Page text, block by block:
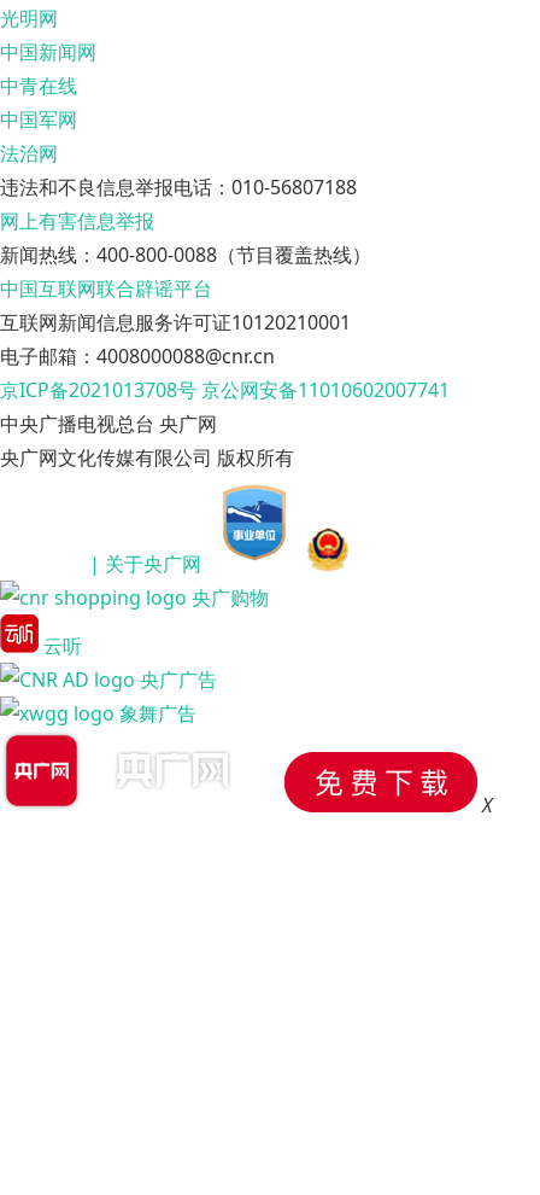
光明网
中国新闻网
中青在线
中国军网
法治网
违法和不良信息举报电话：010-56807188
网上有害信息举报
新闻热线：400-800-0088（节目覆盖热线）
中国互联网联合辟谣平台
互联网新闻信息服务许可证10120210001
电子邮箱：4008000088@cnr.cn
京ICP备2021013708号京公网安备11010602007741
中央广播电视总台 央广网
央广网文化传媒有限公司 版权所有
| 关于央广网
央广购物
云听
央广广告
象舞广告
X